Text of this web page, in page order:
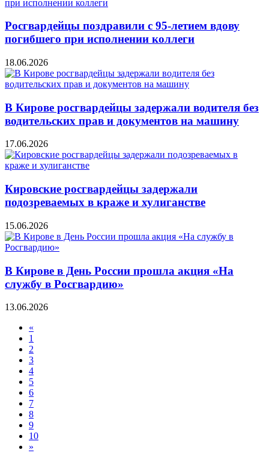
Росгвардейцы поздравили с 95-летием вдову
погибшего при исполнении коллеги
18.06.2026
В Кирове росгвардейцы задержали водителя без
водительских прав и документов на машину
17.06.2026
Кировские росгвардейцы задержали
подозреваемых в краже и хулиганстве
15.06.2026
В Кирове в День России прошла акция «На
службу в Росгвардию»
13.06.2026
«
1
2
3
4
5
6
7
8
9
10
»